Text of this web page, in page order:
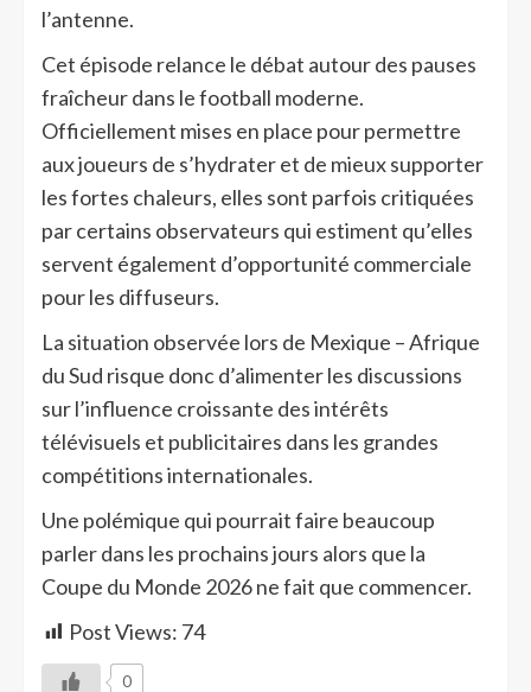
l’antenne.
Cet épisode relance le débat autour des pauses
fraîcheur dans le football moderne.
Officiellement mises en place pour permettre
aux joueurs de s’hydrater et de mieux supporter
les fortes chaleurs, elles sont parfois critiquées
par certains observateurs qui estiment qu’elles
servent également d’opportunité commerciale
pour les diffuseurs.
La situation observée lors de Mexique – Afrique
du Sud risque donc d’alimenter les discussions
sur l’influence croissante des intérêts
télévisuels et publicitaires dans les grandes
compétitions internationales.
Une polémique qui pourrait faire beaucoup
parler dans les prochains jours alors que la
Coupe du Monde 2026 ne fait que commencer.
Post Views: 74
0